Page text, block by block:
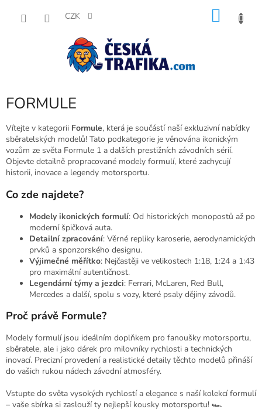
CZK
FORMULE
Vítejte v kategorii Formule, která je součástí naší exkluzivní nabídky
sběratelských modelů! Tato podkategorie je věnována ikonickým
vozům ze světa Formule 1 a dalších prestižních závodních sérií.
Objevte detailně propracované modely formulí, které zachycují
historii, inovace a legendy motorsportu.
Co zde najdete?
Modely ikonických formulí: Od historických monopostů až po
moderní špičková auta.
Detailní zpracování: Věrné repliky karoserie, aerodynamických
prvků a sponzorského designu.
Výjimečné měřítko: Nejčastěji ve velikostech 1:18, 1:24 a 1:43
pro maximální autentičnost.
Legendární týmy a jezdci: Ferrari, McLaren, Red Bull,
Mercedes a další, spolu s vozy, které psaly dějiny závodů.
Proč právě Formule?
Modely formulí jsou ideálním doplňkem pro fanoušky motorsportu,
sběratele, ale i jako dárek pro milovníky rychlosti a technických
inovací. Precizní provedení a realistické detaily těchto modelů přináší
do vašich rukou nádech závodní atmosféry.
Vstupte do světa vysokých rychlostí a elegance s naší kolekcí formulí
– vaše sbírka si zaslouží ty nejlepší kousky motorsportu! 🏎️